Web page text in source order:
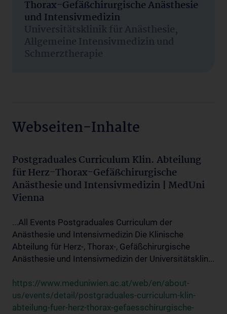
Thorax-Gefäßchirurgische Anästhesie
und Intensivmedizin
Universitätsklinik für Anästhesie,
Allgemeine Intensivmedizin und
Schmerztherapie
Webseiten-Inhalte
Postgraduales Curriculum Klin. Abteilung
für Herz-Thorax-Gefäßchirurgische
Anästhesie und Intensivmedizin | MedUni
Vienna
...All Events Postgraduales Curriculum der
Anästhesie und Intensivmedizin Die Klinische
Abteilung für Herz-, Thorax-, Gefäßchirurgische
Anästhesie und Intensivmedizin der Universitätsklin...
https://www.meduniwien.ac.at/web/en/about-
us/events/detail/postgraduales-curriculum-klin-
abteilung-fuer-herz-thorax-gefaesschirurgische-